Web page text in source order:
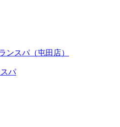
パ